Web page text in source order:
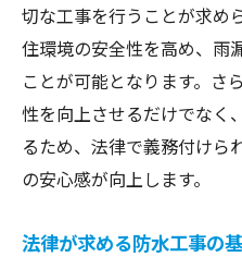
安全な生活を支
割
雨季に備えた防
防水工事が生活
戸田市における
法
雨季における防
切な工事を行うことが求め
住環境の安全性を高め、雨
ことが可能となります。さ
性を向上させるだけでなく
るため、法律で義務付けら
の安心感が向上します。
法律が求める防水工事の